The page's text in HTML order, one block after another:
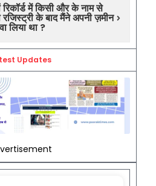
रिकॉर्ड में किसी और के नाम से
के बाद मैंने अपनी ज़मीन
लिया था ?
Updates